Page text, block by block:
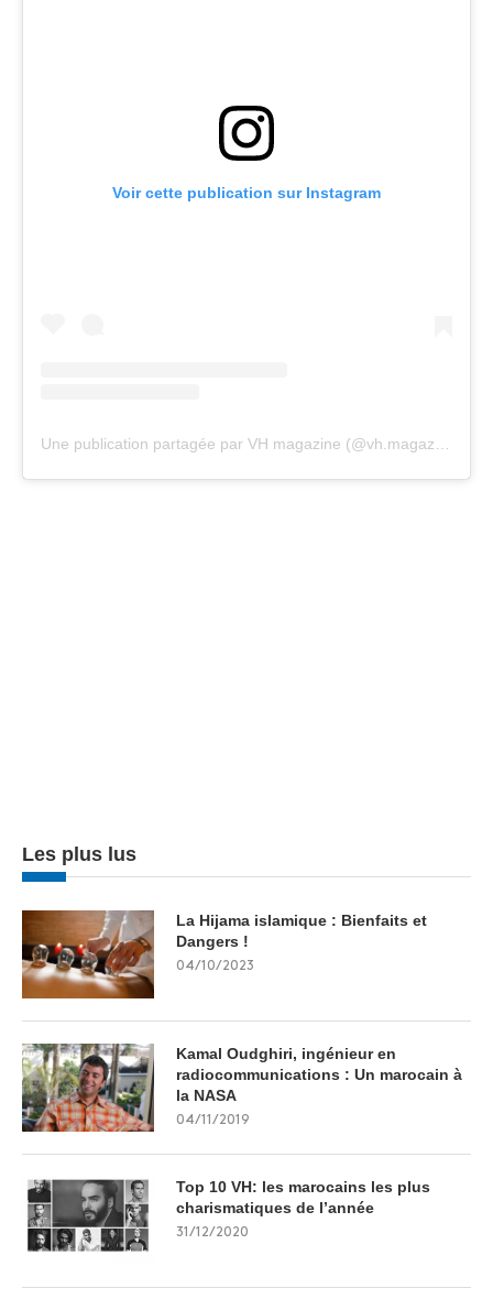
Voir cette publication sur Instagram
Une publication partagée par VH magazine (@vh.magazine)
Les plus lus
La Hijama islamique : Bienfaits et
Dangers !
04/10/2023
Kamal Oudghiri, ingénieur en
radiocommunications : Un marocain à
la NASA
04/11/2019
Top 10 VH: les marocains les plus
charismatiques de l’année
31/12/2020